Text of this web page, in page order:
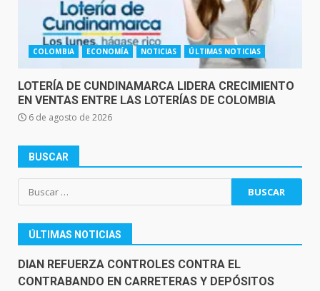
COLOMBIA ECONOMÍA NOTICIAS ÚLTIMAS NOTICIAS
LOTERÍA DE CUNDINAMARCA LIDERA CRECIMIENTO
EN VENTAS ENTRE LAS LOTERÍAS DE COLOMBIA
6 de agosto de 2026
BUSCAR
Buscar:
ÚLTIMAS NOTICIAS
DIAN REFUERZA CONTROLES CONTRA EL
CONTRABANDO EN CARRETERAS Y DEPÓSITOS